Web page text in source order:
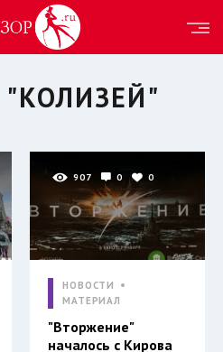
907 0 0
НОВОСТИ
МАТЕРИАЛ
"Вторжение"
началось с Кирова